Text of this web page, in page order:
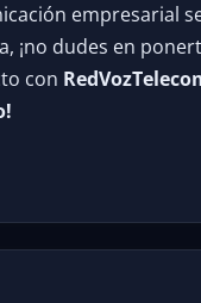
empresarial
¡no dudes en
con